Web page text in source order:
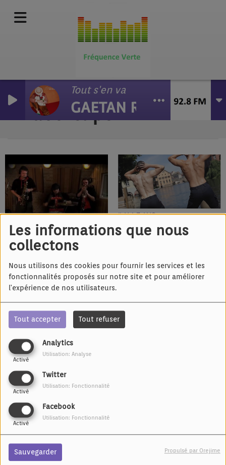
Les informations que nous
collectons
Nous utilisons des cookies pour fournir les services et les
fonctionnalités proposés sur notre site et pour améliorer
l'expérience de nos utilisateurs.
Tout accepter Tout refuser
Analytics
Activé
Utilisation: Analyse
Twitter
Activé
Utilisation: Fonctionnalité
Facebook
Activé
Utilisation: Fonctionnalité
Sauvegarder Propulsé par Orejime
Tout s'en va
GAETAN ROUSSEL
Vidéo-clips
IL Y A 6 ANS
L'Alsacitude
IL Y A 7 ANS
Bal des Pompiers de
Strasbourg 2019
La CTS
Saverne